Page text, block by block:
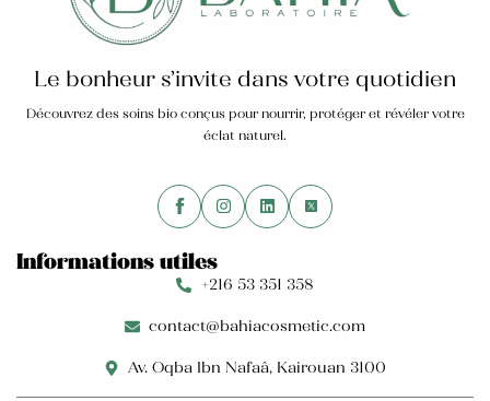
Le bonheur s’invite dans votre quotidien
Découvrez des soins bio conçus pour nourrir, protéger et révéler votre
éclat naturel.
Informations utiles
+216 53 351 358
contact@bahiacosmetic.com
Av. Oqba Ibn Nafaâ, Kairouan 3100